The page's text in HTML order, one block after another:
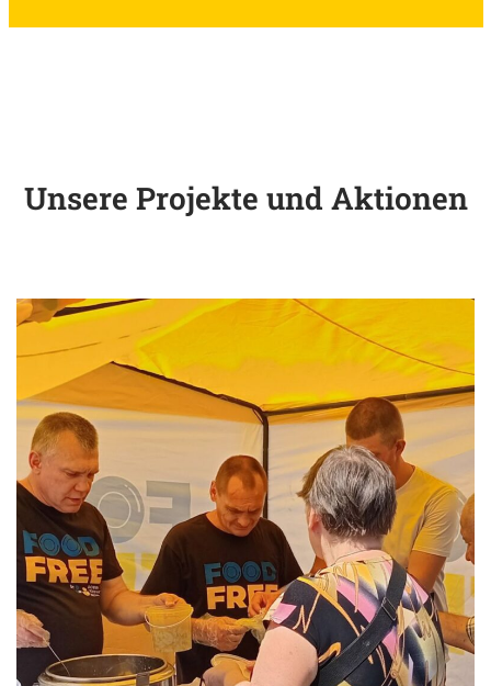
Unsere Projekte und Aktionen